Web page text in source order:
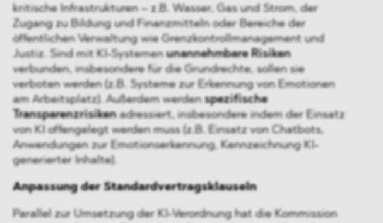
kritische Infrastrukturen – z.B. Wasser, Gas und Strom, der
Zugang zu Bildung und Finanzmitteln oder Bereiche der
öffentlichen Verwaltung wie Grenzkontrollmanagement und
Justiz. Sind mit KI-Systemenunannehmbare Risiken
verbunden, insbesondere für die Grundrechte, sollen sie
verboten werden (z.B. Systeme zur Erkennung von Emotionen
am Arbeitsplatz). Außerdem werden spezifische
Transparenzrisikenadressiert, insbesondere indem der Einsatz
von KI offengelegt werden muss (z.B. Einsatz von Chatbots,
Anwendungen zur Emotionserkennung, Kennzeichnung KI-
generierter Inhalte).
Anpassung der Standardvertragsklauseln
Parallel zur Umsetzung der KI-Verordnung hat die Kommission